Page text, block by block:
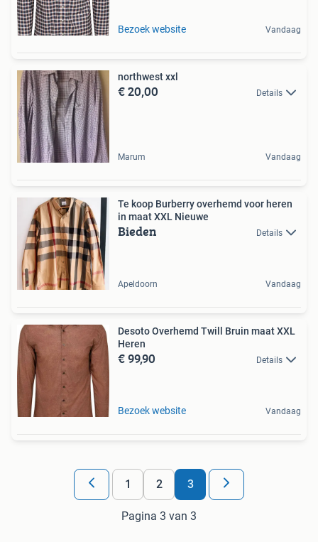
Bezoek website Vandaag
northwest xxl
€ 20,00 Details
Marum Vandaag
Te koop Burberry overhemd voor heren
in maat XXL Nieuwe
Bieden Details
Apeldoorn Vandaag
Desoto Overhemd Twill Bruin maat XXL
Heren
€ 99,90 Details
Bezoek website Vandaag
1 2 3
Pagina 3 van 3